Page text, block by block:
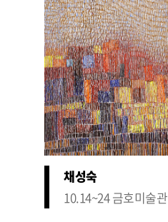
채성숙
10.14~24 금호미술관